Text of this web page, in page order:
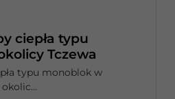
ciepła typu
Tczewa
typu monoblok w